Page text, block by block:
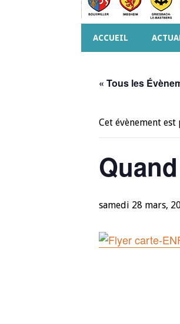
ACCUEIL
« Tous les
Cet évènement est
samedi 28 mars,